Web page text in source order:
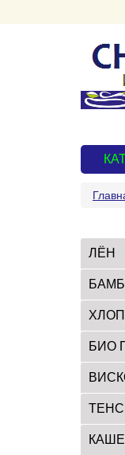
ЛЁН
БИО